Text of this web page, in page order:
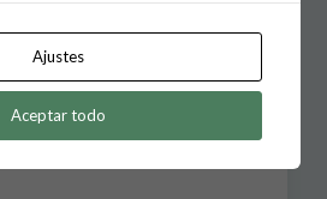
ENTRE STALKING
una diferencia penológica, en
Ajustes
Aceptar todo